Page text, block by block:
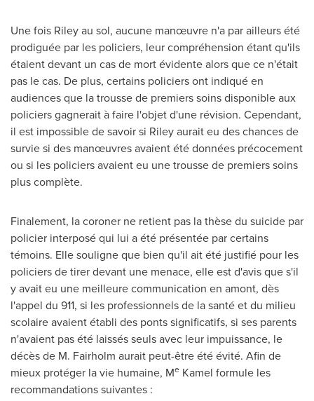
Une fois Riley au sol, aucune manœuvre n'a par ailleurs été
prodiguée par les policiers, leur compréhension étant qu'ils
étaient devant un cas de mort évidente alors que ce n'était
pas le cas. De plus, certains policiers ont indiqué en
audiences que la trousse de premiers soins disponible aux
policiers gagnerait à faire l'objet d'une révision. Cependant,
il est impossible de savoir si Riley aurait eu des chances de
survie si des manœuvres avaient été données précocement
ou si les policiers avaient eu une trousse de premiers soins
plus complète.
Finalement, la coroner ne retient pas la thèse du suicide par
policier interposé qui lui a été présentée par certains
témoins. Elle souligne que bien qu'il ait été justifié pour les
policiers de tirer devant une menace, elle est d'avis que s'il
y avait eu une meilleure communication en amont, dès
l'appel du 911, si les professionnels de la santé et du milieu
scolaire avaient établi des ponts significatifs, si ses parents
n'avaient pas été laissés seuls avec leur impuissance, le
décès de M. Fairholm aurait peut-être été évité. Afin de
mieux protéger la vie humaine, Me Kamel formule les
recommandations suivantes :